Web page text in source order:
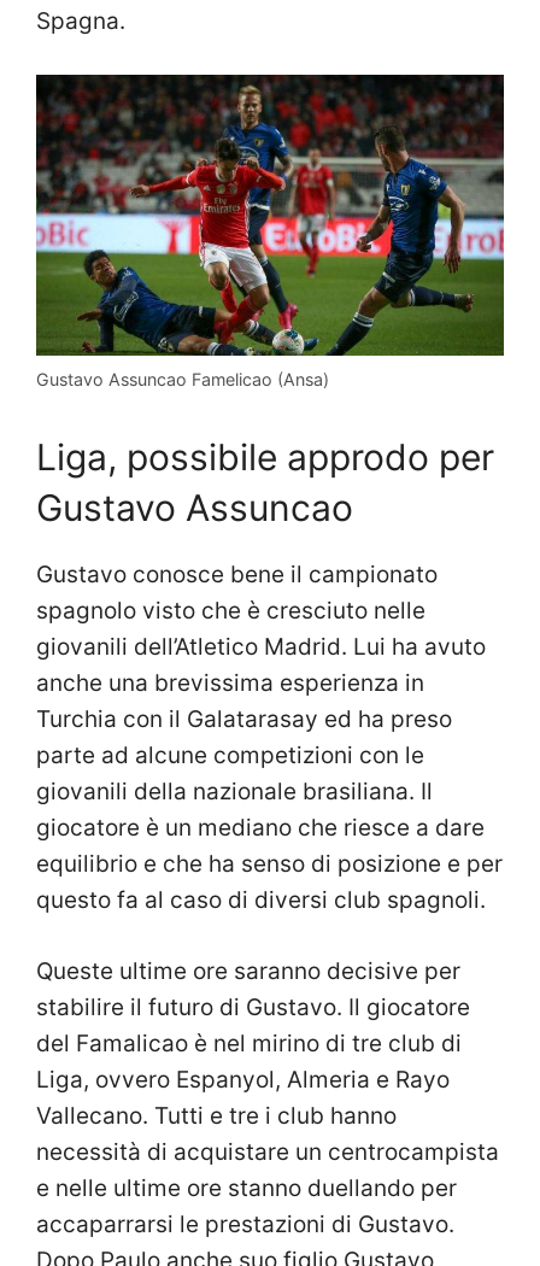
Spagna.
Gustavo Assuncao Famelicao (Ansa)
Liga, possibile approdo per
Gustavo Assuncao
Gustavo conosce bene il campionato
spagnolo visto che è cresciuto nelle
giovanili dell’Atletico Madrid. Lui ha avuto
anche una brevissima esperienza in
Turchia con il Galatarasay ed ha preso
parte ad alcune competizioni con le
giovanili della nazionale brasiliana. Il
giocatore è un mediano che riesce a dare
equilibrio e che ha senso di posizione e per
questo fa al caso di diversi club spagnoli.
Queste ultime ore saranno decisive per
stabilire il futuro di Gustavo. Il giocatore
del Famalicao è nel mirino di tre club di
Liga, ovvero Espanyol, Almeria e Rayo
Vallecano. Tutti e tre i club hanno
necessità di acquistare un centrocampista
e nelle ultime ore stanno duellando per
accaparrarsi le prestazioni di Gustavo.
Dopo Paulo anche suo figlio Gustavo